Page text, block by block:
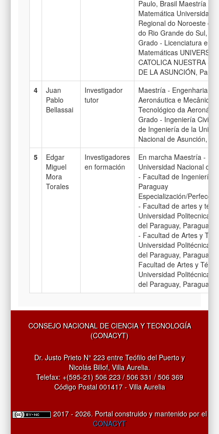
Paulo, Brasil Maestría -
Matemática Universidade
Regional do Noroeste do
do Rio Grande do Sul,
Grado - Licenciatura en
Matemáticas
CATOLICA NUESTRA
DE LA ASUNCIÓN,
4
Juan
Pablo
Bellassai
Investigador
tutor
Maestría - Engenharia
Aeronáutica e Mecânica
Tecnológico da
Grado - Ingeniería Civil
de Ingeniería de la
Nacional de Asunción,
5
Edgar
Miguel
Mora
Torales
Investigadores
en formación
En marcha Maestría -
Universidad Nacional de
- Facultad de Ingeniería,
Paraguay
Especialización/
- Facultad de artes y
Universidad Politecnica y
del Paraguay, Paraguay
- Facultad de Artes y
Universidad Politécnica y
del Paraguay, Paraguay
Facultad de Artes y
Universidad Politécnica y
del Paraguay, Paraguay
CONSEJO NACIONAL DE CIENCIA Y TECNOLOGÍA
(CONACYT)
Dr. Justo Prieto N° 223 entre Teófilo del Puerto y
Nicolás Billof, Villa Aurelia.
Telefax: +(595-21) 506 223 / 506 331 / 506 369
Código Postal 001417 - Villa Aurelia
2017 - 2026. Portal construido y mantenido por el
CONACYT